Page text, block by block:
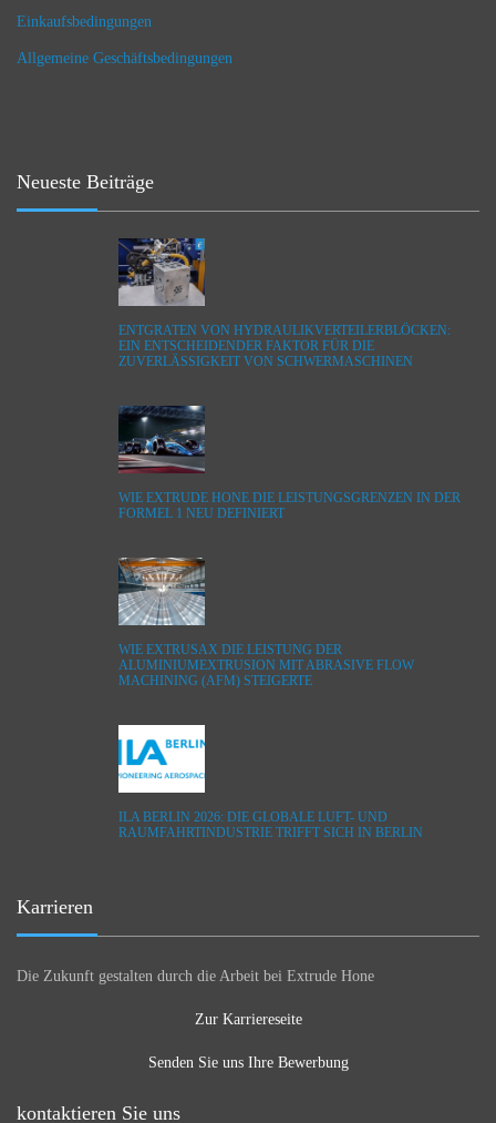
Einkaufsbedingungen
Allgemeine Geschäftsbedingungen
Neueste Beiträge
ENTGRATEN VON HYDRAULIKVERTEILERBLÖCKEN:
EIN ENTSCHEIDENDER FAKTOR FÜR DIE
ZUVERLÄSSIGKEIT VON SCHWERMASCHINEN
WIE EXTRUDE HONE DIE LEISTUNGSGRENZEN IN DER
FORMEL 1 NEU DEFINIERT
WIE EXTRUSAX DIE LEISTUNG DER
ALUMINIUMEXTRUSION MIT ABRASIVE FLOW
MACHINING (AFM) STEIGERTE
ILA BERLIN 2026: DIE GLOBALE LUFT- UND
RAUMFAHRTINDUSTRIE TRIFFT SICH IN BERLIN
Karrieren
Die Zukunft gestalten durch die Arbeit bei Extrude Hone
Zur Karriereseite
Senden Sie uns Ihre Bewerbung
kontaktieren Sie uns